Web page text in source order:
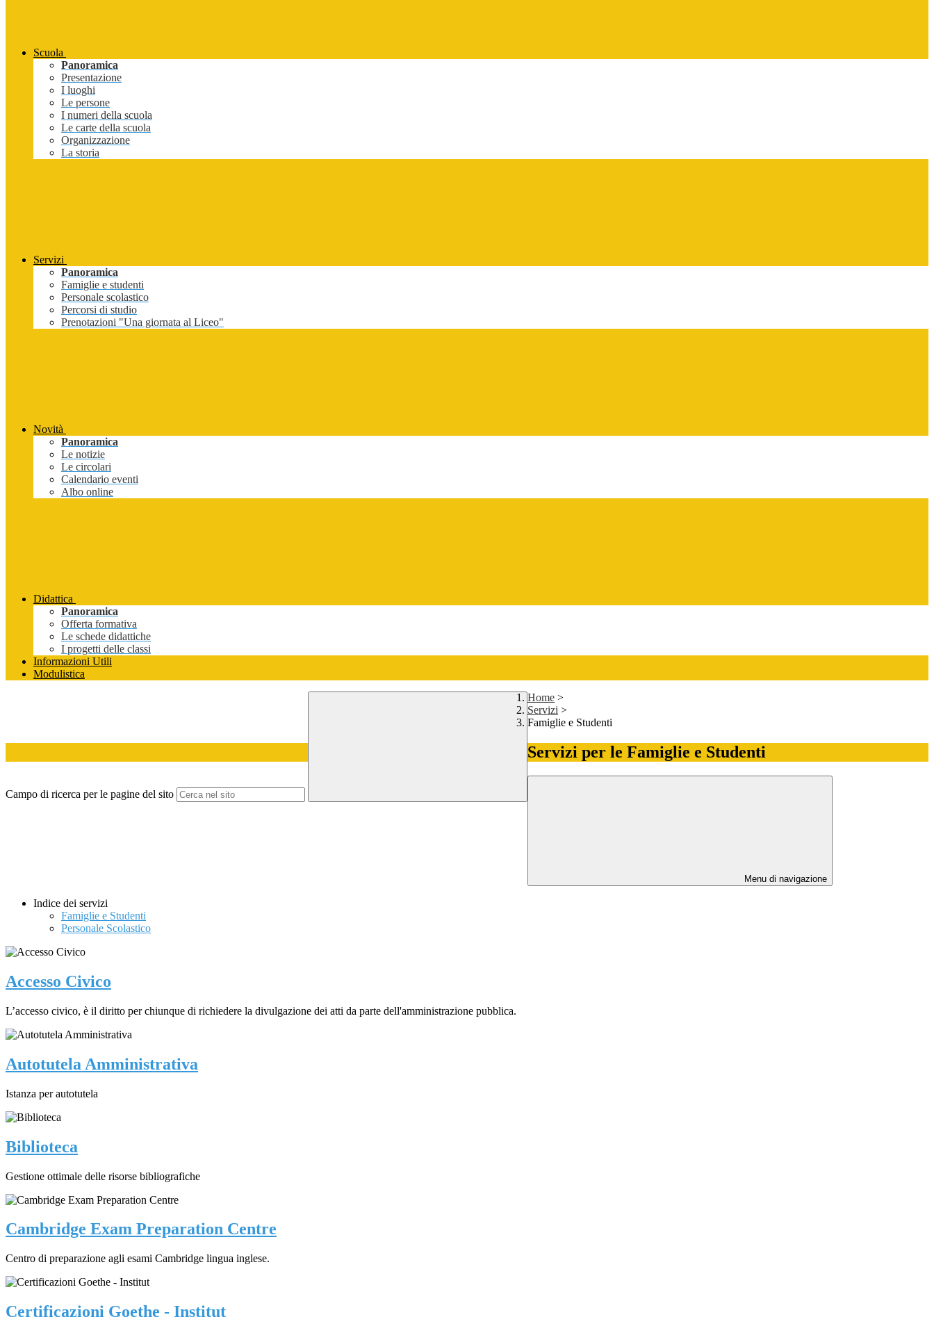
Scuola
Panoramica
Presentazione
I luoghi
Le persone
I numeri della scuola
Le carte della scuola
Organizzazione
La storia
Servizi
Panoramica
Famiglie e studenti
Personale scolastico
Percorsi di studio
Prenotazioni "Una giornata al Liceo"
Novità
Panoramica
Le notizie
Le circolari
Calendario eventi
Albo online
Didattica
Panoramica
Offerta formativa
Le schede didattiche
I progetti delle classi
Informazioni Utili
Modulistica
Campo di ricerca per le pagine del sito
Home >
Servizi >
Famiglie e Studenti
Servizi per le Famiglie e Studenti
Menu di navigazione
Indice dei servizi
Famiglie e Studenti
Personale Scolastico
Accesso Civico
L’accesso civico, è il diritto per chiunque di richiedere la divulgazione dei atti da parte dell'amministrazione pubblica.
Autotutela Amministrativa
Istanza per autotutela
Biblioteca
Gestione ottimale delle risorse bibliografiche
Cambridge Exam Preparation Centre
Centro di preparazione agli esami Cambridge lingua inglese.
Certificazioni Goethe - Institut